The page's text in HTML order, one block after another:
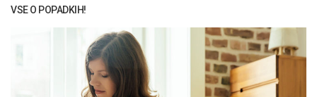
VSE O POPADKIH!